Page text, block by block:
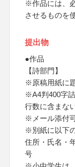
※作品には、
させるものを
提出物
●作品
【詩部門】
※原稿用紙に
※A4判400字
行数に含まない
※メール添付
※別紙に以下
住所・氏名・
号